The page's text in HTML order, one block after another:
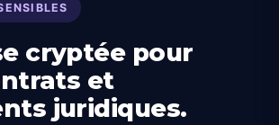
cryptée pour
et
juridiques.